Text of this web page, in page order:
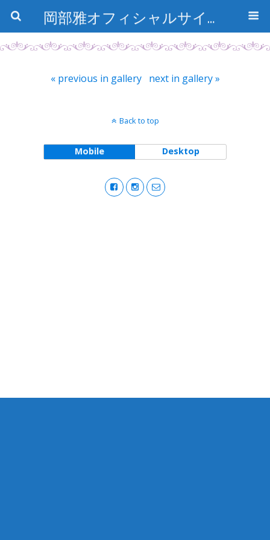
岡部雅オフィシャルサイト〜石の魅惑と数字のトリコ〜
« previous in gallery next in gallery »
Back to top
Mobile Desktop